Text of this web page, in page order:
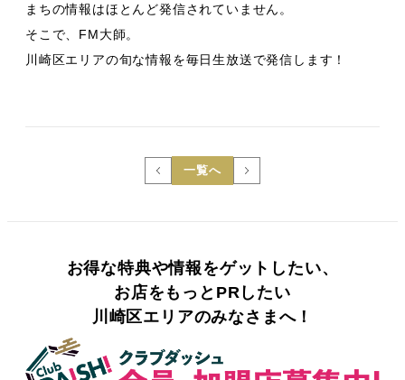
まちの情報はほとんど発信されていません。
そこで、FM大師。
川崎区エリアの旬な情報を毎日生放送で発信します！
一覧へ
お得な特典や情報をゲットしたい、
お店をもっとPRしたい
川崎区エリアのみなさまへ！